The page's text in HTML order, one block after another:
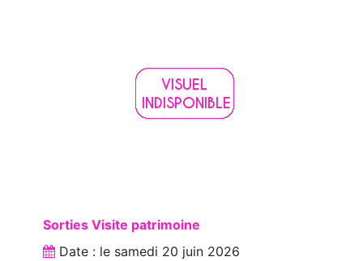
Sorties Visite patrimoine
Date : le samedi 20 juin 2026